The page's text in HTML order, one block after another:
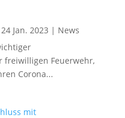
24 Jan. 2023 | News
freiwilligen Feuerwehr,
Corona...